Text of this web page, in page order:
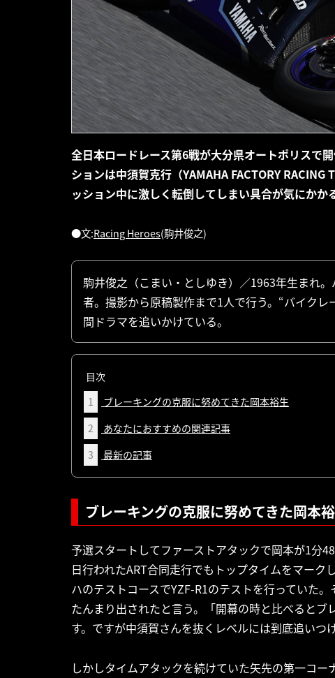
全日本ロードレース第6戦が大分県オートポリスで
ションは中須賀克行（YAMAHA FACTORY
ッション中に激しく転倒してしまい具合が気にかか
●文:Racing Heroes(駒井俊之)
駒井俊之（こまい・としゆき）／1963年生まれ
者。撮影から原稿製作まで1人で行う。“バイク
間ドラマを追いかけている。
目次
1
ブレーキングの克服に努めてきた岡本裕生
2
あなたにおすすめの関連記事
3
最新の記事
ブレーキングの克服に努めてきた岡本
予選スタートしてファーストアタックで岡本が1分
日行われたART合同走行でもトップタイムをマー
ハのテストコースでYZF-R1のテストを行っていた
たんまり出されたと言う。「開幕の時と比べると
す。ですが中須賀さんを抜くレベルには到底追いつ
しかしタイムアタックを続けていた矢先の第一コ